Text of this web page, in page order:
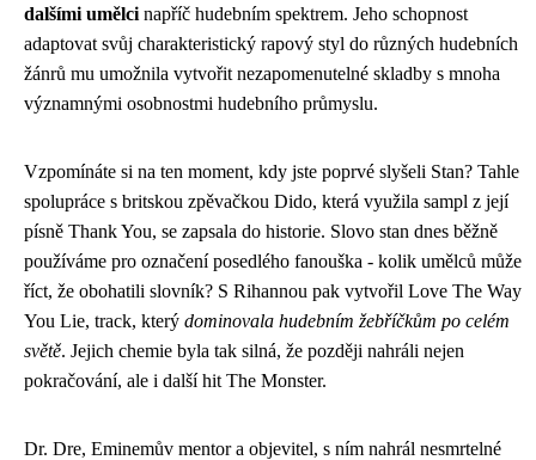
dalšími umělci napříč hudebním spektrem. Jeho schopnost
adaptovat svůj charakteristický rapový styl do různých hudebních
žánrů mu umožnila vytvořit nezapomenutelné skladby s mnoha
významnými osobnostmi hudebního průmyslu.
Vzpomínáte si na ten moment, kdy jste poprvé slyšeli Stan? Tahle
spolupráce s britskou zpěvačkou Dido, která využila sampl z její
písně Thank You, se zapsala do historie. Slovo stan dnes běžně
používáme pro označení posedlého fanouška - kolik umělců může
říct, že obohatili slovník? S Rihannou pak vytvořil Love The Way
You Lie, track, který dominovala hudebním žebříčkům po celém
světě. Jejich chemie byla tak silná, že později nahráli nejen
pokračování, ale i další hit The Monster.
Dr. Dre, Eminemův mentor a objevitel, s ním nahrál nesmrtelné